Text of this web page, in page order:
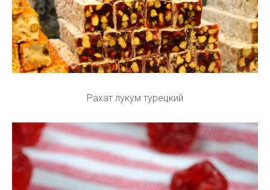
Рахат лукум турецкий